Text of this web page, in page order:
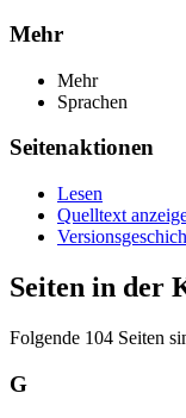
Mehr
Mehr
Sprachen
Seitenaktionen
Lesen
Quelltext
Seiten in der
Folgende 104 Seiten
G